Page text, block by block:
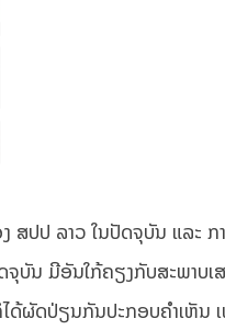
ສປປ ລາວ ໃນປັດຈຸບັນ ແລະ ກ
ບັນ ມີອັນໃກ້ຄຽງກັບສະພາບເ
ດ້ຜັດປ່ຽນກັນປະກອບຄຳເຫັນ